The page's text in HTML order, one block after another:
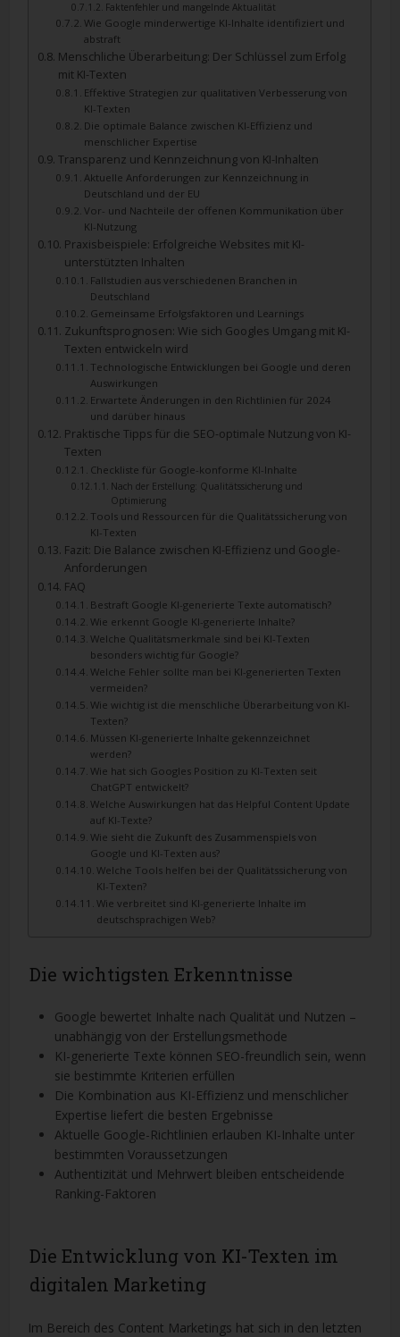
Faktenfehler und mangelnde Aktualität
Wie Google minderwertige KI-Inhalte identifiziert und
abstraft
Menschliche Überarbeitung: Der Schlüssel zum Erfolg
mit KI-Texten
Effektive Strategien zur qualitativen Verbesserung von
KI-Texten
Die optimale Balance zwischen KI-Effizienz und
menschlicher Expertise
Transparenz und Kennzeichnung von KI-Inhalten
Aktuelle Anforderungen zur Kennzeichnung in
Deutschland und der EU
Vor- und Nachteile der offenen Kommunikation über
KI-Nutzung
Praxisbeispiele: Erfolgreiche Websites mit KI-
unterstützten Inhalten
Fallstudien aus verschiedenen Branchen in
Deutschland
Gemeinsame Erfolgsfaktoren und Learnings
Zukunftsprognosen: Wie sich Googles Umgang mit KI-
Texten entwickeln wird
Technologische Entwicklungen bei Google und deren
Auswirkungen
Erwartete Änderungen in den Richtlinien für 2024
und darüber hinaus
Praktische Tipps für die SEO-optimale Nutzung von KI-
Texten
Checkliste für Google-konforme KI-Inhalte
Nach der Erstellung: Qualitätssicherung und
Optimierung
Tools und Ressourcen für die Qualitätssicherung von
KI-Texten
Fazit: Die Balance zwischen KI-Effizienz und Google-
Anforderungen
FAQ
Bestraft Google KI-generierte Texte automatisch?
Wie erkennt Google KI-generierte Inhalte?
Welche Qualitätsmerkmale sind bei KI-Texten
besonders wichtig für Google?
Welche Fehler sollte man bei KI-generierten Texten
vermeiden?
Wie wichtig ist die menschliche Überarbeitung von KI-
Texten?
Müssen KI-generierte Inhalte gekennzeichnet
werden?
Wie hat sich Googles Position zu KI-Texten seit
ChatGPT entwickelt?
Welche Auswirkungen hat das Helpful Content Update
auf KI-Texte?
Wie sieht die Zukunft des Zusammenspiels von
Google und KI-Texten aus?
Welche Tools helfen bei der Qualitätssicherung von
KI-Texten?
Wie verbreitet sind KI-generierte Inhalte im
deutschsprachigen Web?
Die wichtigsten Erkenntnisse
Google bewertet Inhalte nach Qualität und Nutzen –
unabhängig von der Erstellungsmethode
KI-generierte Texte können SEO-freundlich sein, wenn
sie bestimmte Kriterien erfüllen
Die Kombination aus KI-Effizienz und menschlicher
Expertise liefert die besten Ergebnisse
Aktuelle Google-Richtlinien erlauben KI-Inhalte unter
bestimmten Voraussetzungen
Authentizität und Mehrwert bleiben entscheidende
Ranking-Faktoren
Die Entwicklung von KI-Texten im
digitalen Marketing
Im Bereich des Content Marketings hat sich in den letzten